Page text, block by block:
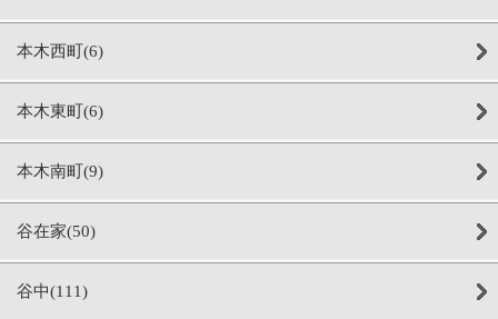
本木西町(6)
本木東町(6)
本木南町(9)
谷在家(50)
谷中(111)